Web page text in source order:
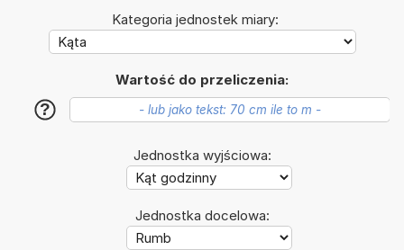
Kategoria jednostek miary:
Wartość do przeliczenia:
?
Jednostka wyjściowa:
Jednostka docelowa: